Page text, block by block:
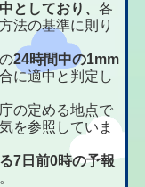
としており、各
法の基準に則り
24時間中の1mm
に適中と判定し
の定める地点で
を参照していま
7日前0時の予報